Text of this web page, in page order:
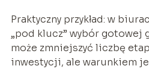
Praktyczny przykład: w
„pod klucz” wybór gotowej
może zmniejszyć liczbę
inwestycji, ale warunkiem